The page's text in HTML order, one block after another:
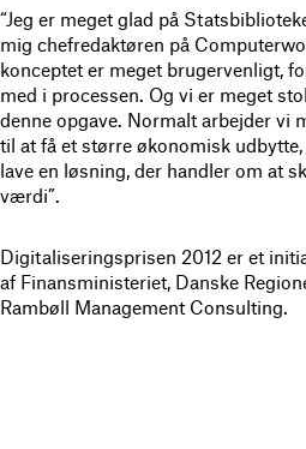
“Jeg er meget glad på
mig chefredaktøren på
konceptet er meget brugervenligt,
med i processen. Og vi er meget
denne opgave. Normalt arbejder vi
til at få et større økonomisk
lave en løsning, der handler om at
værdi”.
Digitaliseringsprisen 2012 er et
af Finansministeriet, Danske
Rambøll Management Consulting.